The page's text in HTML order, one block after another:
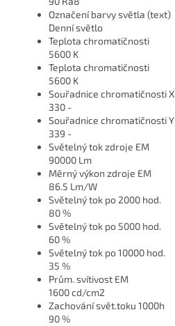
Označení barvy světla (text)
Denní světlo
Teplota chromatičnosti
5600 K
Teplota chromatičnosti
5600 K
Souřadnice chromatičnosti X
330 -
Souřadnice chromatičnosti Y
339 -
Světelný tok zdroje EM
90000 Lm
Měrný výkon zdroje EM
86.5 Lm/W
Světelný tok po 2000 hod.
80 %
Světelný tok po 5000 hod.
60 %
Světelný tok po 10000 hod.
35 %
Prům. svítivost EM
1600 cd/cm2
Zachování svět.toku 1000h
90 %